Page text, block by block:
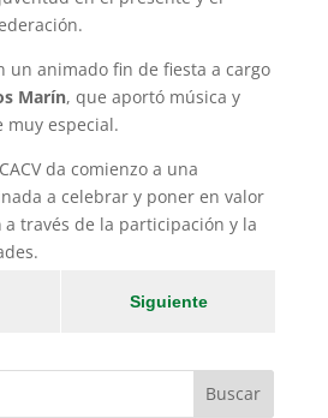
un animado fin de fiesta a cargo
Marín, que aportó música y
muy especial.
da comienzo a una
a celebrar y poner en valor
a través de la participación y la
Siguiente